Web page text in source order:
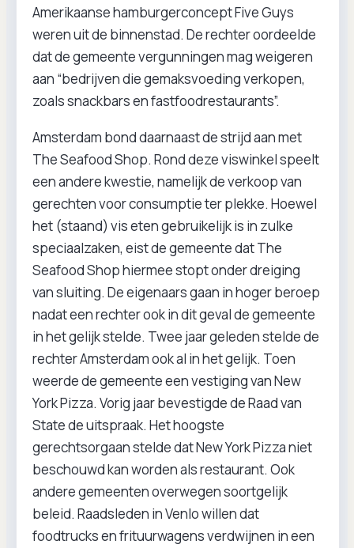
Amerikaanse hamburgerconcept Five Guys
weren uit de binnenstad. De rechter oordeelde
dat de gemeente vergunningen mag weigeren
aan “bedrijven die gemaksvoeding verkopen,
zoals snackbars en fastfoodrestaurants”.
Amsterdam bond daarnaast de strijd aan met
The Seafood Shop. Rond deze viswinkel speelt
een andere kwestie, namelijk de verkoop van
gerechten voor consumptie ter plekke. Hoewel
het (staand) vis eten gebruikelijk is in zulke
speciaalzaken, eist de gemeente dat The
Seafood Shop hiermee stopt onder dreiging
van sluiting. De eigenaars gaan in hoger beroep
nadat een rechter ook in dit geval de gemeente
in het gelijk stelde. Twee jaar geleden stelde de
rechter Amsterdam ook al in het gelijk. Toen
weerde de gemeente een vestiging van New
York Pizza. Vorig jaar bevestigde de Raad van
State de uitspraak. Het hoogste
gerechtsorgaan stelde dat New York Pizza niet
beschouwd kan worden als restaurant. Ook
andere gemeenten overwegen soortgelijk
beleid. Raadsleden in Venlo willen dat
foodtrucks en frituurwagens verdwijnen in een